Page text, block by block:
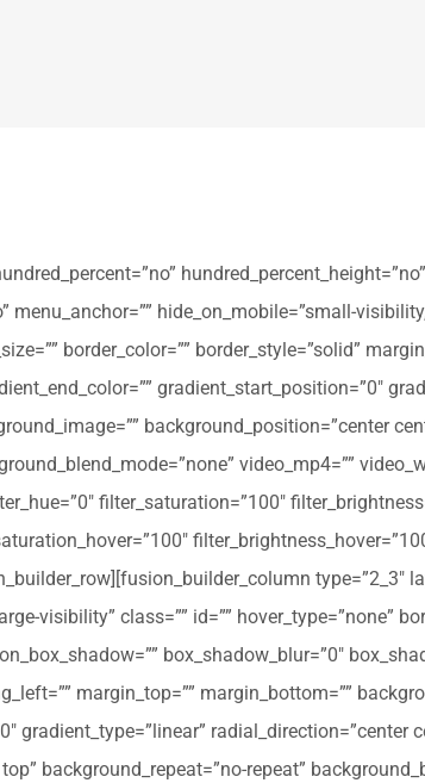
menu_anchor=”” hide_on_mobile=”small-
border_color=”” border_style=”solid”
gradient_start_position=”0″
background_position=”center
video_mp4=””
filter_saturation=”100″
type=”2_3″
visibility” class=”” id=”” hover_type=”none”
box_shadow_blur=”0″
margin_top=”” margin_bottom=””
gradient_type=”linear” radial_direction=”center
background_repeat=”no-repeat”